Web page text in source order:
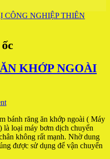
KHỚP NGOÀI
bánh răng ăn khớp ngoài ( Máy
là loại máy bơm dịch chuyển
không rất mạnh. Nhờ dung
được sử dụng để vận chuyển